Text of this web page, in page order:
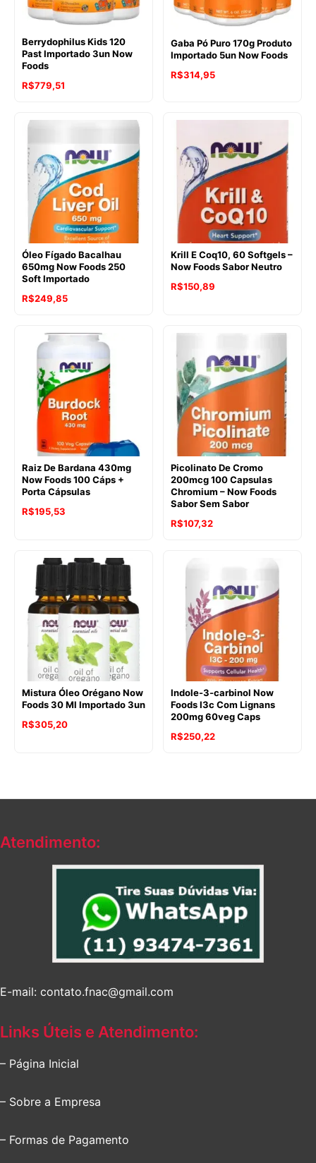
Berrydophilus Kids 120
Past Importado 3un Now
Foods
R$779,51
Gaba Pó Puro 170g Produto
Importado 5un Now Foods
R$314,95
Óleo Fígado Bacalhau
650mg Now Foods 250
Soft Importado
R$249,85
Krill E Coq10, 60 Softgels –
Now Foods Sabor Neutro
R$150,89
Raiz De Bardana 430mg
Now Foods 100 Cáps +
Porta Cápsulas
R$195,53
Picolinato De Cromo
200mcg 100 Capsulas
Chromium – Now Foods
Sabor Sem Sabor
R$107,32
Mistura Óleo Orégano Now
Foods 30 Ml Importado 3un
R$305,20
Indole-3-carbinol Now
Foods I3c Com Lignans
200mg 60veg Caps
R$250,22
Atendimento:
E-mail: contato.fnac@gmail.com
Links Úteis e Atendimento:
– Página Inicial
– Sobre a Empresa
– Formas de Pagamento